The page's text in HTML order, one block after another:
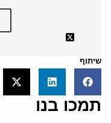
שיתוף
תמכו בנו